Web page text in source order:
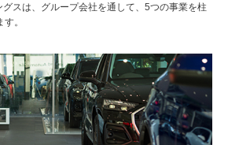
グスは、グループ会社を通して、5つの事業を柱
。